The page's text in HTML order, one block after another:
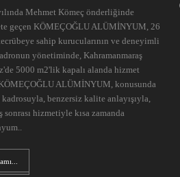
Mehmet Kömeç önderliğinde
geçen KÖMEÇOĞLU ALÜMİNYUM, 26
sahip kurucularının ve deneyimli
yönetiminde, Kahramanmaraş
5000 m2'lik kapalı alanda hizmet
ALÜMİNYUM, konusunda
kadrosuyla, benzersiz kalite anlayışıyla,
sonrası hizmetiyle kısa zamanda